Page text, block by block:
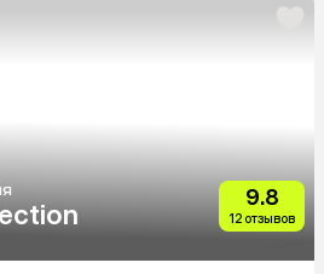
9.8
12 отзывов